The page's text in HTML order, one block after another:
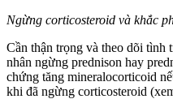
Ngừng corticosteroid và khắc
Cần thận trọng và theo dõi tình
nhân ngừng prednison hay
chứng tăng mineralocorticoid
khi đã ngừng corticosteroid